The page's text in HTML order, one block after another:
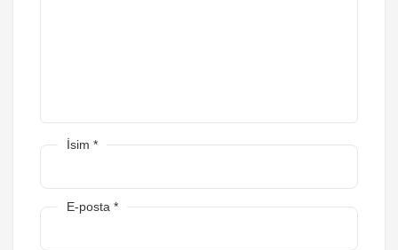
İsim *
E-posta *